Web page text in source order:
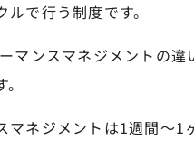
で行う制度です。
マンスマネジメントの
マネジメントは1週間〜